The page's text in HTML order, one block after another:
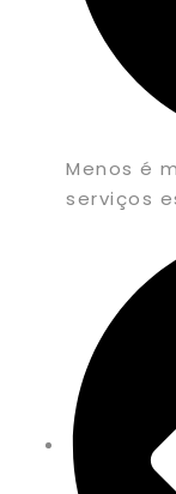
Menos é
serviços